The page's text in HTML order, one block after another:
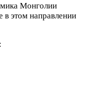
Монголии
в этом направлении